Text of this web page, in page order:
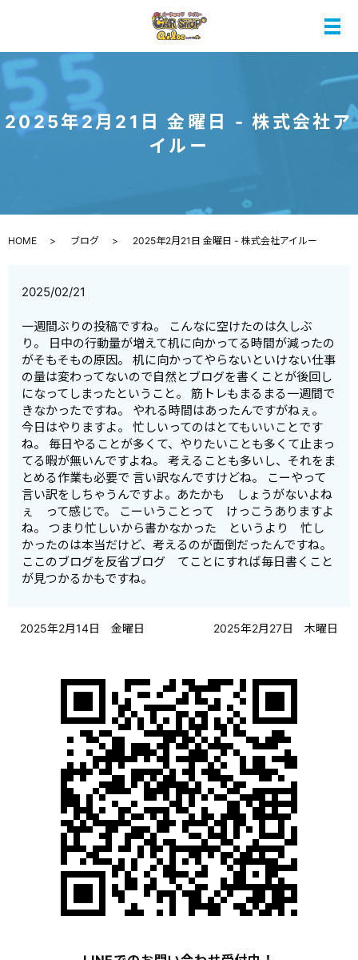
メ
2025年2月21日 金曜日 - 株式会社ア
イルー
HOME ブログ 2025年2月21日 金曜日 - 株式会社アイルー
2025/02/21
一週間ぶりの投稿ですね。 こんなに空けたのは久しぶ
り。 日中の行動量が増えて机に向かってる時間が減ったの
がそもそもの原因。 机に向かってやらないといけない仕事
の量は変わってないので自然とブログを書くことが後回し
になってしまったということ。 筋トレもまるまる一週間で
きなかったですね。 やれる時間はあったんですがねぇ。
今日はやりますよ。 忙しいってのはとてもいいことです
ね。 毎日やることが多くて、やりたいことも多くて止まっ
てる暇が無いんですよね。 考えることも多いし、それをま
とめる作業も必要で 言い訳なんですけどね。 こーやって
言い訳をしちゃうんですよ。あたかも しょうがないよね
ぇ って感じで。 こーいうことって けっこうありますよ
ね。 つまり忙しいから書かなかった というより 忙し
かったのは本当だけど、考えるのが面倒だったんですね。
ここのブログを反省ブログ てことにすれば毎日書くこと
が見つかるかもですね。
2025年2月14日 金曜日 2025年2月27日 木曜日